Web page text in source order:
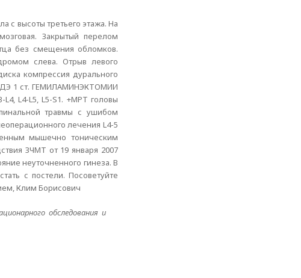
с высоты третьего этажа. На
Закрытый перелом
без смещения обломков.
слева. Отрыв левого
компрессия дурального
ДЭ 1 ст. ГЕМИЛАМИНЭКТОМИИ
L4-L5, L5-S1. +МРТ головы
травмы с ушибом
лечения L4-5
мышечно тоническим
ЗЧМТ от 19 января 2007
неуточненного гинеза. В
с постели. Посоветуйте
Клим Борисович
обследования и